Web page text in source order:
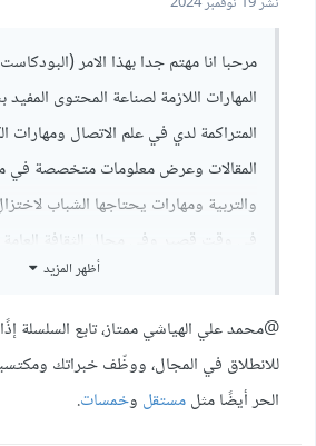
مرحبا انا مهتم جدا بهذا الامر
المهارات اللازمة لصناعة المحتوى
المتراكمة لدي في علم الاتصال ومهارات
المقالات وعرض معلومات متخصصة في
والتربية ومهارات يحتاجها الشباب
في وقت قصير وفي مجال الثقافة العامة
أظهر المزيد
@محمد علي الهياشيممتاز، تابع السلسلة
للانطلاق في المجال، ووظّف خبراتك
الحر أيضًا مثلمستقل وخمسات.